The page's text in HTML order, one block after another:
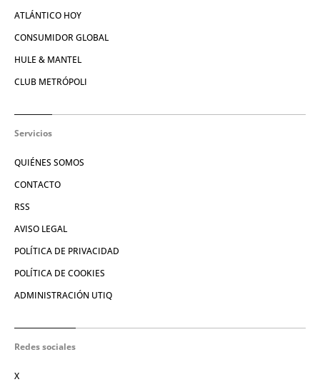
ATLÁNTICO HOY
CONSUMIDOR GLOBAL
HULE & MANTEL
CLUB METRÓPOLI
Servicios
QUIÉNES SOMOS
CONTACTO
RSS
AVISO LEGAL
POLÍTICA DE PRIVACIDAD
POLÍTICA DE COOKIES
ADMINISTRACIÓN UTIQ
Redes sociales
X